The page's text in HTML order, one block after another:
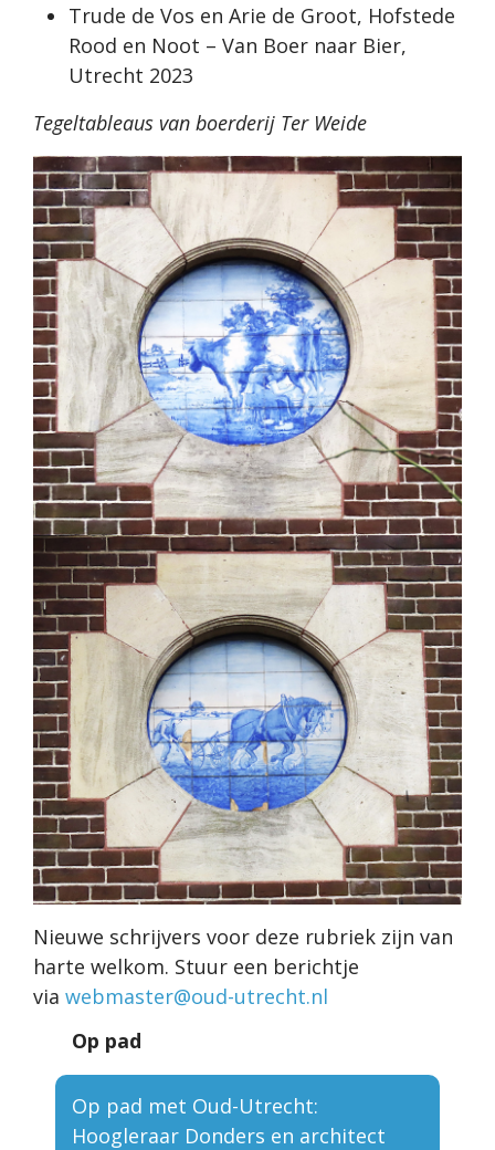
Trude de Vos en Arie de Groot, Hofstede
Rood en Noot – Van Boer naar Bier,
Utrecht 2023
Tegeltableaus van boerderij Ter Weide
Nieuwe schrijvers voor deze rubriek zijn van
harte welkom. Stuur een berichtje
via webmaster@oud-utrecht.nl
Op pad
Op pad met Oud-Utrecht:
Hoogleraar Donders en architect